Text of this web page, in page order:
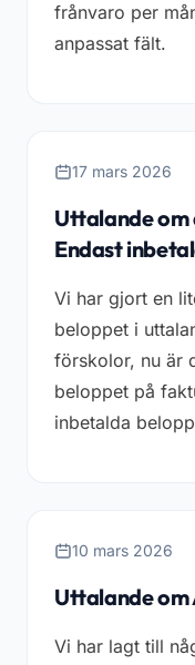
frånvaro per
anpassat fält.
17 mars 2026
Uttalande
Endast
Vi har gjort en
beloppet i
förskolor, nu är
beloppet på
inbetalda
10 mars 2026
Uttalande
Vi har lagt till